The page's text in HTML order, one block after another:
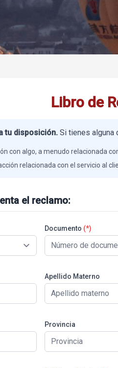
Libro de
tu disposición. Si tienes alguna
con algo, a menudo relacionada
relacionada con el servicio al
el reclamo:
Documento (*)
Apellido Materno
Provincia